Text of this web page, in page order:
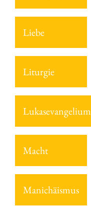
Liebe
Liturgie
Lukasevangelium
Macht
Manichäismus